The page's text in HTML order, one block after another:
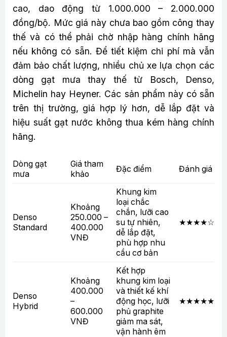
cao, dao động từ 1.000.000 – 2.000.000
đồng/bộ. Mức giá này chưa bao gồm công thay
thế và có thể phải chờ nhập hàng chính hãng
nếu không có sẵn. Để tiết kiệm chi phí mà vẫn
đảm bảo chất lượng, nhiều chủ xe lựa chọn các
dòng gạt mưa thay thế từ Bosch, Denso,
Michelin hay Heyner. Các sản phẩm này có sẵn
trên thị trường, giá hợp lý hơn, dễ lắp đặt và
hiệu suất gạt nước không thua kém hàng chính
hãng.
Dòng gạt
mưa
Giá tham
khảo
Đặc điểm Đánh giá
Denso
Standard
Khoảng
250.000 –
400.000
VNĐ
Khung kim
loại chắc
chắn, lưỡi cao
su tự nhiên,
dễ lắp đặt,
phù hợp nhu
cầu cơ bản
★★★★☆
Denso
Hybrid
Khoảng
400.000
–
600.000
VNĐ
Kết hợp
khung kim loại
và thiết kế khí
động học, lưỡi
phủ graphite
giảm ma sát,
vận hành êm
★★★★★